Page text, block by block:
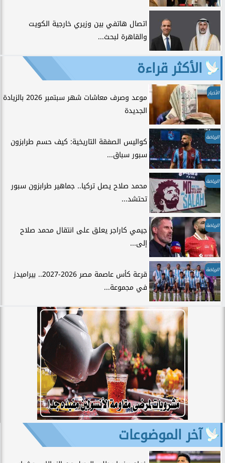
اتصال هاتفي بين وزيري خارجية الكويت
والقاهرة لبحث...
الأكثر قراءة
الأخبار
موعد وصرف معاشات شهر سبتمبر 2026 بالزيادة
الجديدة
الرياضة
كواليس الصفقة التاريخية: كيف حسم طرابزون
سبور سباق...
الرياضة
محمد صلاح يصل تركيا.. جماهير طرابزون سبور
تحتشد...
الرياضة
جيمي كاراجر يعلق على انتقال محمد صلاح
إلى...
الرياضة
قرعة كأس عاصمة مصر 2026-2027.. بيراميدز
في مجموعة...
آخر الموضوعات